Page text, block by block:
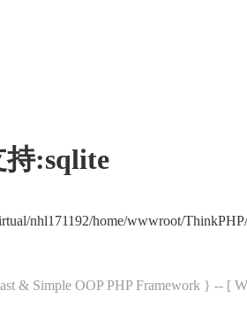
持:sqlite
nhl171192/home/wwwroot/
& Simple OOP PHP Framework } -- [